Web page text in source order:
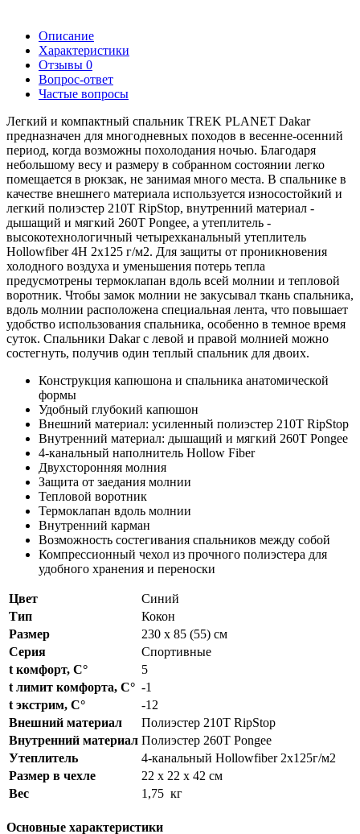
Описание
Характеристики
Отзывы 0
Вопрос-ответ
Частые вопросы
Легкий и компактный спальник TREK PLANET Dakar
предназначен для многодневных походов в весенне-осенний
период, когда возможны похолодания ночью. Благодаря
небольшому весу и размеру в собранном состоянии легко
помещается в рюкзак, не занимая много места. В спальнике в
качестве внешнего материала используется износостойкий и
легкий полиэстер 210Т RipStop, внутренний материал -
дышащий и мягкий 260T Pongee, а утеплитель -
высокотехнологичный четырехканальный утеплитель
Hollowfiber 4H 2х125 г/м2. Для защиты от проникновения
холодного воздуха и уменьшения потерь тепла
предусмотрены термоклапан вдоль всей молнии и тепловой
воротник. Чтобы замок молнии не закусывал ткань спальника,
вдоль молнии расположена специальная лента, что повышает
удобство использования спальника, особенно в темное время
суток. Спальники Dakar с левой и правой молнией можно
состегнуть, получив один теплый спальник для двоих.
Конструкция капюшона и спальника анатомической
формы
Удобный глубокий капюшон
Внешний материал: усиленный полиэстер 210T RipStop
Внутренний материал: дышащий и мягкий 260T Pongee
4-канальный наполнитель Hollow Fiber
Двухсторонняя молния
Защита от заедания молнии
Тепловой воротник
Термоклапан вдоль молнии
Внутренний карман
Возможность состегивания спальников между собой
Компрессионный чехол из прочного полиэстера для
удобного хранения и переноски
Цвет
Синий
Тип
Кокон
Размер
230 x 85 (55) см
Серия
Спортивные
t комфорт, С°
5
t лимит комфорта, С° -1
t экстрим, С°
-12
Внешний материал
Полиэстер 210T RipStop
Внутренний материал Полиэстер 260T Pongee
Утеплитель
4-канальный Hollowfiber 2х125г/м2
Размер в чехле
22 x 22 x 42 см
Вес
1,75 кг
Основные характеристики